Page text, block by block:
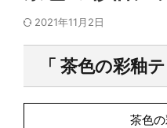
2021年11月2日
「 茶色の彩釉
茶色